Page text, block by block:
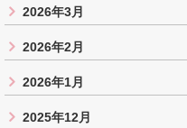
2026年3月
2026年2月
2026年1月
2025年12月